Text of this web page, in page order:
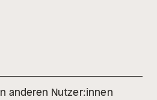
anderen Nutzer:innen